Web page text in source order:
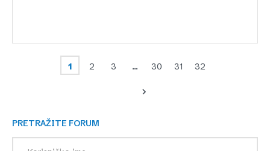
1 2 3 … 30 31 32
PRETRAŽITE FORUM